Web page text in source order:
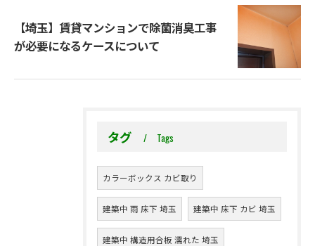
【埼玉】賃貸マンションで除菌消臭工事
が必要になるケースについて
タグ Tags
カラーボックス カビ取り
建築中 雨 床下 埼玉 建築中 床下 カビ 埼玉
建築中 構造用合板 濡れた 埼玉